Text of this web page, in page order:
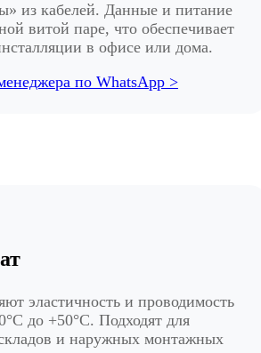
из кабелей. Данные и питание
витой паре, что обеспечивает
в офисе или дома.
по WhatsApp >
эластичность и проводимость
до +50°C. Подходят для
и наружных монтажных